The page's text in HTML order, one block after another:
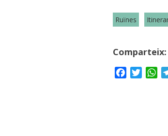
Ruïnes
Comparteix:
FacebookTwitter